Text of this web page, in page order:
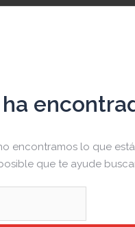
encontramos lo que
que te ayude